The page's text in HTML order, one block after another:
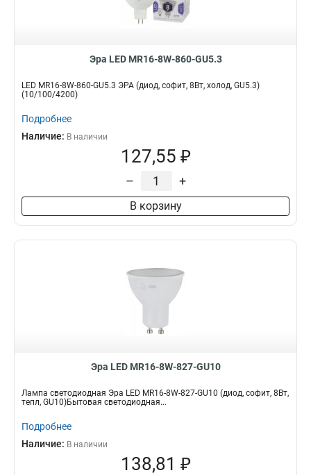
Эра LED MR16-8W-860-GU5.3
LED MR16-8W-860-GU5.3 ЭРА (диод, софит, 8Вт, холод, GU5.3)
(10/100/4200)
Подробнее
Наличие: В наличии
127,55 ₽
– +
В корзину
Эра LED MR16-8W-827-GU10
Лампа светодиодная Эра LED MR16-8W-827-GU10 (диод, софит, 8Вт,
тепл, GU10)Бытовая светодиодная...
Подробнее
Наличие: В наличии
138,81 ₽